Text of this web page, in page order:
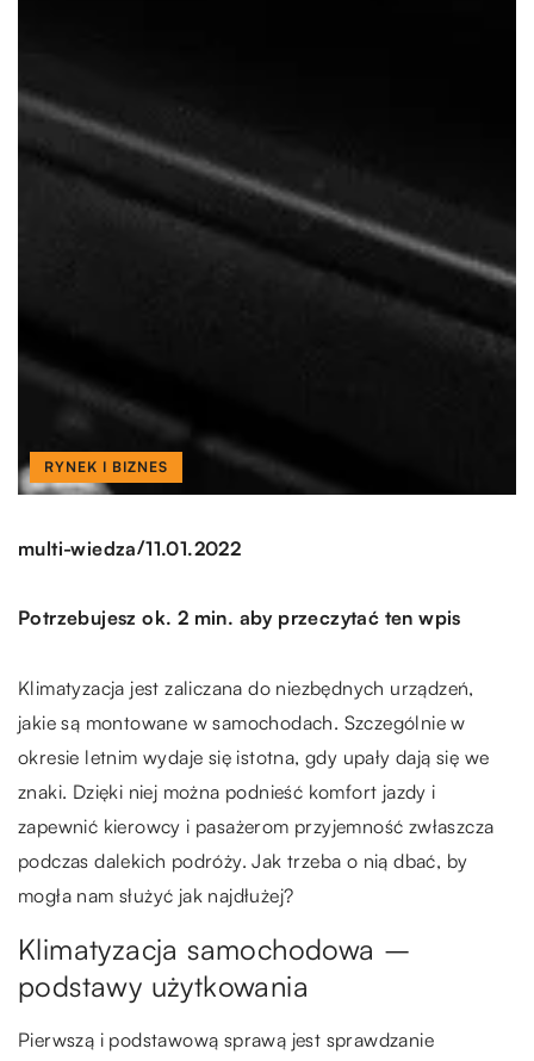
RYNEK I BIZNES
multi-wiedza/11.01.2022
Potrzebujesz ok. 2 min. aby przeczytać ten wpis
Klimatyzacja jest zaliczana do niezbędnych urządzeń,
jakie są montowane w samochodach. Szczególnie w
okresie letnim wydaje się istotna, gdy upały dają się we
znaki. Dzięki niej można podnieść komfort jazdy i
zapewnić kierowcy i pasażerom przyjemność zwłaszcza
podczas dalekich podróży. Jak trzeba o nią dbać, by
mogła nam służyć jak najdłużej?
Klimatyzacja samochodowa –
podstawy użytkowania
Pierwszą i podstawową sprawą jest sprawdzanie